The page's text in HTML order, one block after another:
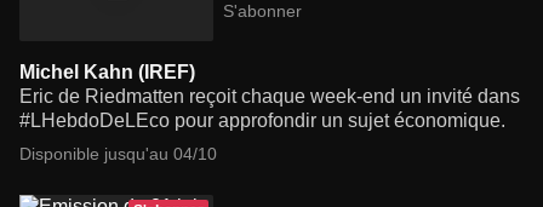
S'abonner
Michel Kahn (IREF)
Eric de Riedmatten reçoit chaque week-end un invité dans
#LHebdoDeLEco pour approfondir un sujet économique.
Disponible jusqu'au 04/10